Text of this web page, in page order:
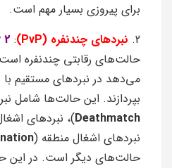
برای پیروزی بسیار مهم است.
2. نبردهای چندنفره (PvP) :
2
حالت‌های رقابتی چندنفره است
می‌دهد در نبردهای مستقیم با
بپردازند. این حالت‌ها شامل
Deathmatch)، نبردهای
نبردهای اشغال منطقه (
حالت‌های دیگر است. در این